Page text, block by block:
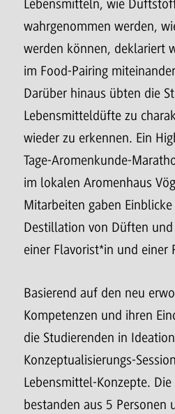
Lebensmitteln, wie
wahrgenommen werden,
werden können, deklariert
im Food-Pairing
Darüber hinaus übten die
Lebensmitteldüfte zu
wieder zu erkennen. Ein
Tage-Aromenkunde-
im lokalen Aromenhaus
Mitarbeiten gaben
Destillation von Düften
einer Flavorist*in und einer
Basierend auf den neu
Kompetenzen und ihren
die Studierenden in
Konzeptualisierungs-
Lebensmittel-Konzepte.
bestanden aus 5 Personen